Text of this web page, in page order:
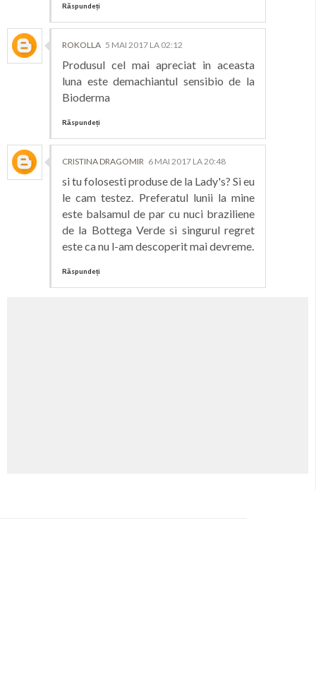
Răspundeți
ROKOLLA 5 MAI 2017 LA 02:12
Produsul cel mai apreciat in aceasta
luna este demachiantul sensibio de la
Bioderma
Răspundeți
CRISTINA DRAGOMIR 6 MAI 2017 LA 20:48
si tu folosesti produse de la Lady's? Si eu
le cam testez. Preferatul lunii la mine
este balsamul de par cu nuci braziliene
de la Bottega Verde si singurul regret
este ca nu l-am descoperit mai devreme.
Răspundeți